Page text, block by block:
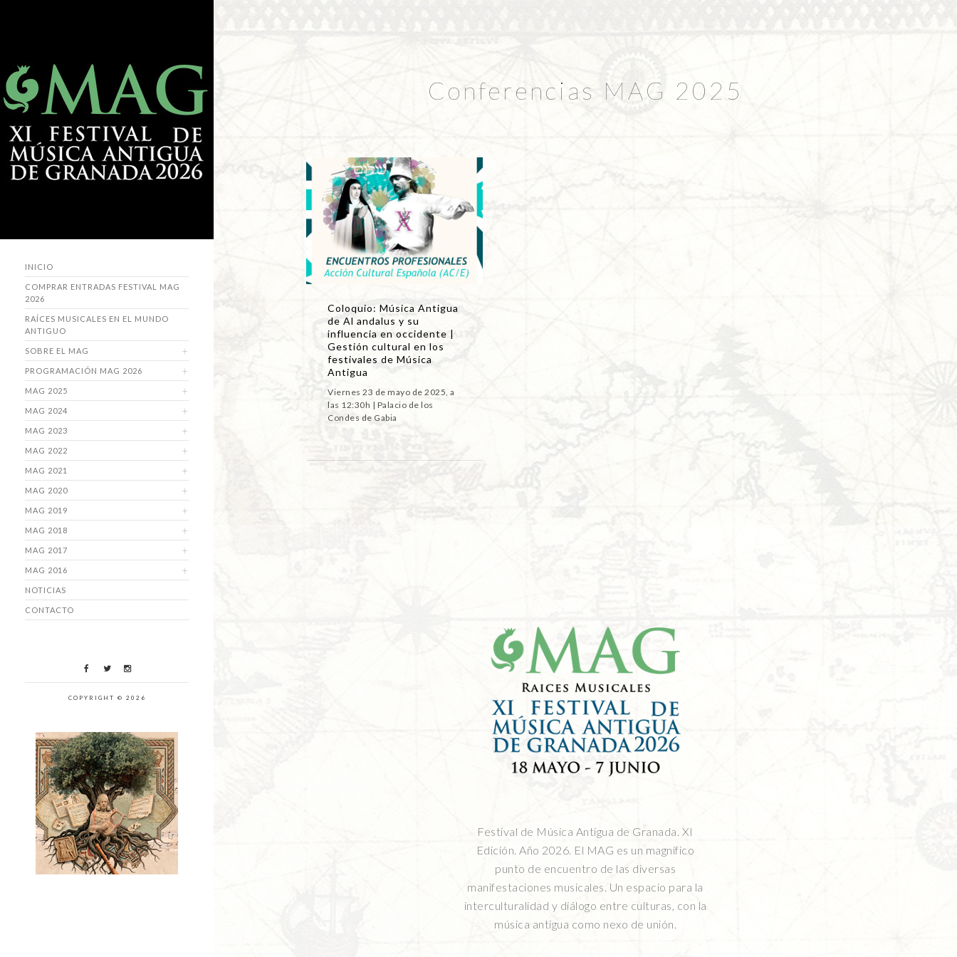
INICIO
COMPRAR ENTRADAS FESTIVAL MAG
2026
RAÍCES MUSICALES EN EL MUNDO
ANTIGUO
SOBRE EL MAG
PROGRAMACIÓN MAG 2026
MAG 2025
MAG 2024
MAG 2023
MAG 2022
MAG 2021
MAG 2020
MAG 2019
MAG 2018
MAG 2017
MAG 2016
NOTICIAS
CONTACTO
COPYRIGHT © 2026
Conferencias MAG 2025
Coloquio: Música Antigua
de Al andalus y su
influencia en occidente |
Gestión cultural en los
festivales de Música
Antigua
Viernes 23 de mayo de 2025, a
las 12:30h | Palacio de los
Condes de Gabia
Festival de Música Antigua de Granada. XI
Edición. Año 2026. El MAG es un magnífico
punto de encuentro de las diversas
manifestaciones musicales. Un espacio para la
interculturalidad y diálogo entre culturas, con la
música antigua como nexo de unión.